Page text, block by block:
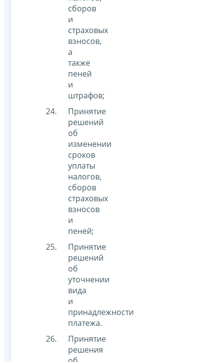
сборов
и
страховых
взносов,
а
также
пеней
и
штрафов;
Принятие
решений
об
изменении
сроков
уплаты
налогов,
сборов
страховых
взносов
и
пеней;
Принятие
решений
об
уточнении
вида
и
принадлежности
платежа.
Принятие
решения